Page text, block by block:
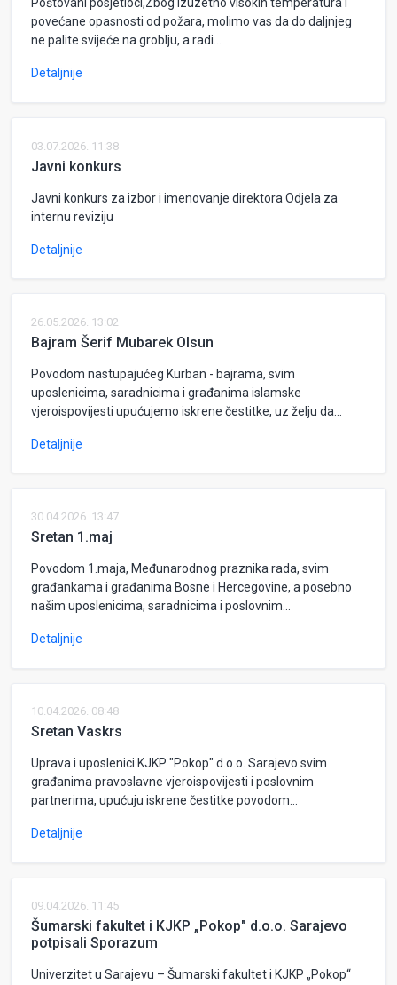
Poštovani posjetioci,Zbog izuzetno visokih temperatura i
povećane opasnosti od požara, molimo vas da do daljnjeg
ne palite svijeće na groblju, a radi...
Detaljnije
03.07.2026. 11:38
Javni konkurs
Javni konkurs za izbor i imenovanje direktora Odjela za
internu reviziju
Detaljnije
26.05.2026. 13:02
Bajram Šerif Mubarek Olsun
Povodom nastupajućeg Kurban - bajrama, svim
uposlenicima, saradnicima i građanima islamske
vjeroispovijesti upućujemo iskrene čestitke, uz želju da...
Detaljnije
30.04.2026. 13:47
Sretan 1.maj
Povodom 1.maja, Međunarodnog praznika rada, svim
građankama i građanima Bosne i Hercegovine, a posebno
našim uposlenicima, saradnicima i poslovnim...
Detaljnije
10.04.2026. 08:48
Sretan Vaskrs
Uprava i uposlenici KJKP "Pokop" d.o.o. Sarajevo svim
građanima pravoslavne vjeroispovijesti i poslovnim
partnerima, upućuju iskrene čestitke povodom...
Detaljnije
09.04.2026. 11:45
Šumarski fakultet i KJKP „Pokop" d.o.o. Sarajevo
potpisali Sporazum
Univerzitet u Sarajevu – Šumarski fakultet i KJKP „Pokop“